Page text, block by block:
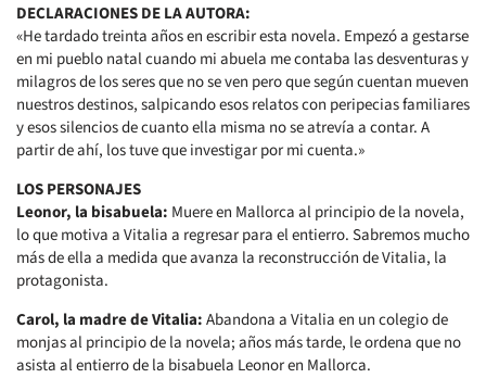
DECLARACIONES DE LA AUTORA:
«He tardado treinta años en escribir esta novela. Empezó a gestarse
en mi pueblo natal cuando mi abuela me contaba las desventuras y
milagros de los seres que no se ven pero que según cuentan mueven
nuestros destinos, salpicando esos relatos con peripecias familiares
y esos silencios de cuanto ella misma no se atrevía a contar. A
partir de ahí, los tuve que investigar por mi cuenta.»
LOS PERSONAJES
Leonor, la bisabuela: Muere en Mallorca al principio de la novela,
lo que motiva a Vitalia a regresar para el entierro. Sabremos mucho
más de ella a medida que avanza la reconstrucción de Vitalia, la
protagonista.
Carol, la madre de Vitalia:Abandona a Vitalia en un colegio de
monjas al principio de la novela; años más tarde, le ordena que no
asista al entierro de la bisabuela Leonor en Mallorca.